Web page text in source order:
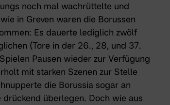
noch mal wachrüttelte und
in Greven waren die Borussen
Es dauerte lediglich zwölf
(Tore in der 26., 28, und 37.
Pausen wieder zur Verfügung
mit starken Szenen zur Stelle
die Borussia sogar an
überlegen. Doch wie aus